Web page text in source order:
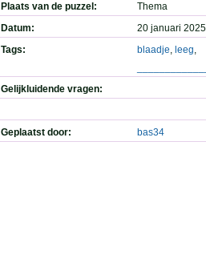
Plaats van de puzzel:
Thema
Datum:
20 januari
Tags:
blaadje, leeg,
Gelijkluidende vragen:
Geplaatst door: bas34